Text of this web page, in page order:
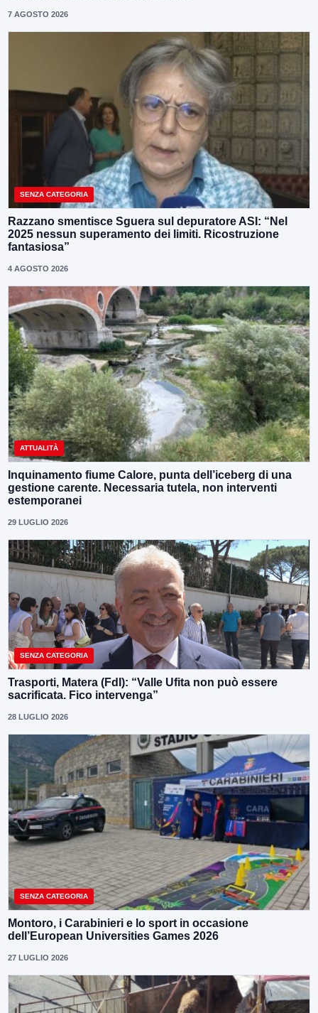
7 AGOSTO 2026
SENZA CATEGORIA
Razzano smentisce Sguera sul depuratore ASI: “Nel
2025 nessun superamento dei limiti. Ricostruzione
fantasiosa”
4 AGOSTO 2026
ATTUALITÀ
Inquinamento fiume Calore, punta dell’iceberg di una
gestione carente. Necessaria tutela, non interventi
estemporanei
29 LUGLIO 2026
SENZA CATEGORIA
Trasporti, Matera (FdI): “Valle Ufita non può essere
sacrificata. Fico intervenga”
28 LUGLIO 2026
SENZA CATEGORIA
Montoro, i Carabinieri e lo sport in occasione
dell’European Universities Games 2026
27 LUGLIO 2026